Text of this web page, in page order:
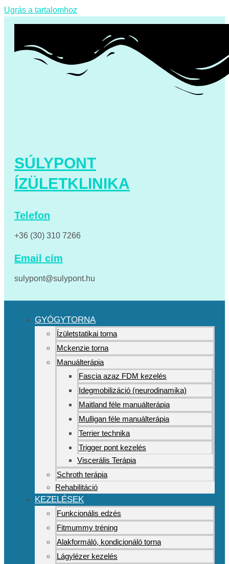
Ugrás a tartalomhoz
SÚLYPONT
ÍZÜLETKLINIKA
Telefon
+36 (30) 310 7266
Email cím
sulypont@sulypont.hu
GYÓGYTORNA
Ízületstatikai torna
Mckenzie torna
Manuálterápia
Fascia azaz FDM kezelés
Idegmobilizáció (neurodinamika)
Maitland féle manuálterápia
Mulligan féle manuálterápia
Terrier technika
Trigger pont kezelés
Viscerális Terápia
Schroth terápia
Rehabilitáció
KEZELÉSEK
Funkcionális edzés
Fitmummy tréning
Alakformáló, kondicionáló torna
Lágylézer kezelés